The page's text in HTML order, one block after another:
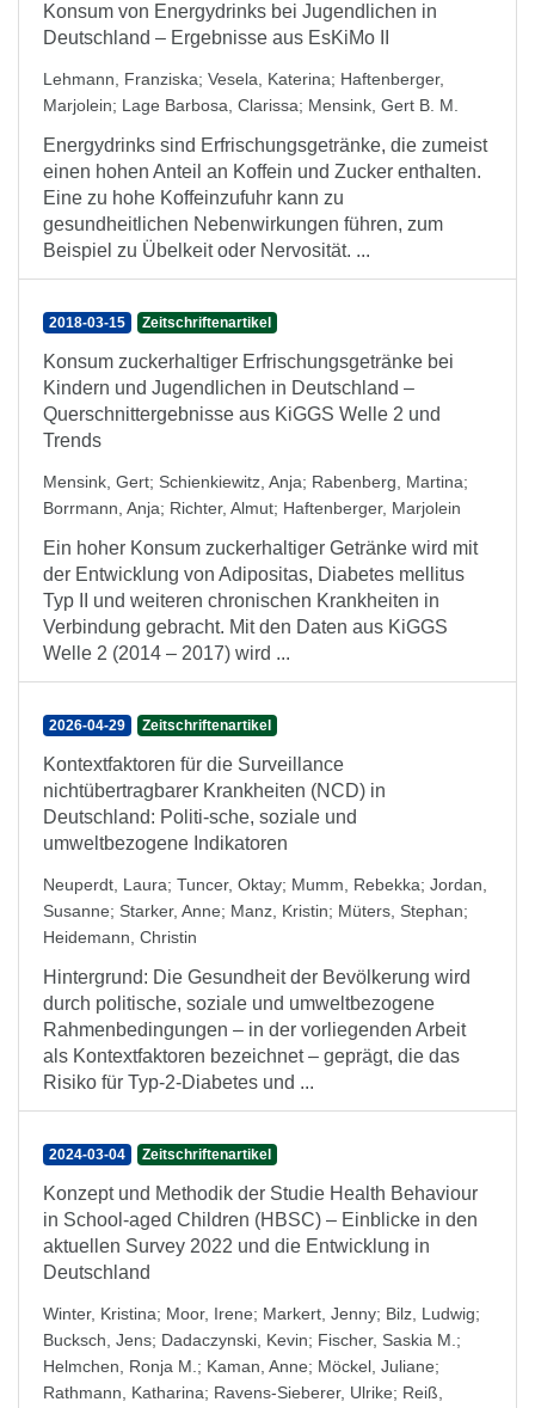
Konsum von Energydrinks bei Jugendlichen in
Deutschland – Ergebnisse aus EsKiMo II
Lehmann, Franziska; Vesela, Katerina; Haftenberger,
Marjolein; Lage Barbosa, Clarissa; Mensink, Gert B. M.
Energydrinks sind Erfrischungsgetränke, die zumeist
einen hohen Anteil an Koffein und Zucker enthalten.
Eine zu hohe Koffeinzufuhr kann zu
gesundheitlichen Nebenwirkungen führen, zum
Beispiel zu Übelkeit oder Nervosität. ...
2018-03-15 Zeitschriftenartikel
Konsum zuckerhaltiger Erfrischungsgetränke bei
Kindern und Jugendlichen in Deutschland –
Querschnittergebnisse aus KiGGS Welle 2 und
Trends
Mensink, Gert; Schienkiewitz, Anja; Rabenberg, Martina;
Borrmann, Anja; Richter, Almut; Haftenberger, Marjolein
Ein hoher Konsum zuckerhaltiger Getränke wird mit
der Entwicklung von Adipositas, Diabetes mellitus
Typ II und weiteren chronischen Krankheiten in
Verbindung gebracht. Mit den Daten aus KiGGS
Welle 2 (2014 – 2017) wird ...
2026-04-29 Zeitschriftenartikel
Kontextfaktoren für die Surveillance
nichtübertragbarer Krankheiten (NCD) in
Deutschland: Politi-sche, soziale und
umweltbezogene Indikatoren
Neuperdt, Laura; Tuncer, Oktay; Mumm, Rebekka; Jordan,
Susanne; Starker, Anne; Manz, Kristin; Müters, Stephan;
Heidemann, Christin
Hintergrund: Die Gesundheit der Bevölkerung wird
durch politische, soziale und umweltbezogene
Rahmenbedingungen – in der vorliegenden Arbeit
als Kontextfaktoren bezeichnet – geprägt, die das
Risiko für Typ-2-Diabetes und ...
2024-03-04 Zeitschriftenartikel
Konzept und Methodik der Studie Health Behaviour
in School-aged Children (HBSC) – Einblicke in den
aktuellen Survey 2022 und die Entwicklung in
Deutschland
Winter, Kristina; Moor, Irene; Markert, Jenny; Bilz, Ludwig;
Bucksch, Jens; Dadaczynski, Kevin; Fischer, Saskia M. ;
Helmchen, Ronja M. ; Kaman, Anne; Möckel, Juliane;
Rathmann, Katharina; Ravens-Sieberer, Ulrike; Reiß,